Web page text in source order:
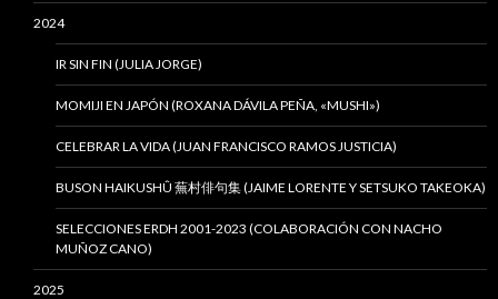
2024
IR SIN FIN (JULIA JORGE)
MOMIJI EN JAPÓN (ROXANA DÁVILA PEÑA, «MUSHI»)
CELEBRAR LA VIDA (JUAN FRANCISCO RAMOS JUSTICIA)
BUSON HAIKUSHÛ 蕪村俳句集 (JAIME LORENTE Y SETSUKO TAKEOKA)
SELECCIONES ERDH 2001-2023 (COLABORACIÓN CON NACHO
MUÑOZ CANO)
2025